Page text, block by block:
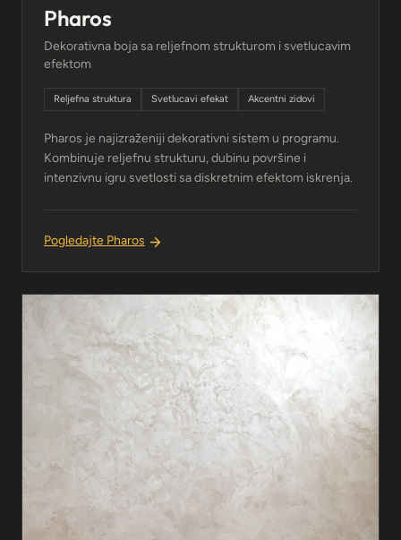
Pharos
Dekorativna boja sa reljefnom strukturom i svetlucavim
efektom
Reljefna struktura Svetlucavi efekat Akcentni zidovi
Pharos je najizraženiji dekorativni sistem u programu.
Kombinuje reljefnu strukturu, dubinu površine i
intenzivnu igru svetlosti sa diskretnim efektom iskrenja.
Pogledajte Pharos